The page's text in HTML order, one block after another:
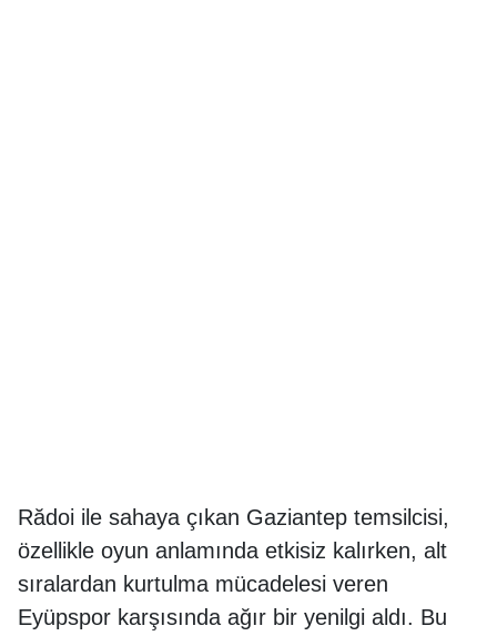
Rădoi ile sahaya çıkan Gaziantep temsilcisi,
özellikle oyun anlamında etkisiz kalırken, alt
sıralardan kurtulma mücadelesi veren
Eyüpspor karşısında ağır bir yenilgi aldı. Bu